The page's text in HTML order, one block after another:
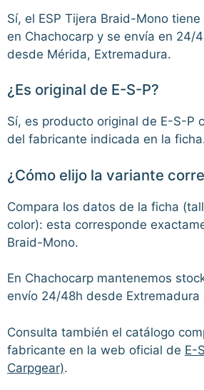
Sí, el ESP Tijera Braid-Mono
en Chachocarp y se envía en 24/
desde Mérida, Extremadura.
¿Es original de E-S-P?
Sí, es producto original de E-S-P
del fabricante indicada en la
¿Cómo elijo la variante
Compara los datos de la ficha
color): esta corresponde
Braid-Mono.
En Chachocarp mantenemos
envío 24/48h desde Extremadura
Consulta también el catálogo
fabricante en la web oficial de E-
Carpgear).